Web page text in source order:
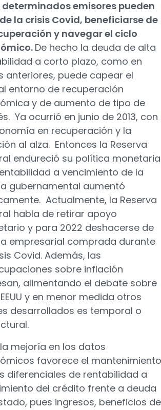
determinados emisores pueden
la crisis Covid, beneficiarse de
y navegar el ciclo
De hecho la deuda de alta
a corto plazo, como en
anteriores, puede capear el
entorno de recuperación
y de aumento de tipo de
Ya ocurrió en junio de 2013, con
en recuperación y la
al alza. Entonces la Reserva
endureció su política monetaria
a vencimiento de la
gubernamental aumentó
Actualmente, la Reserva
habla de retirar apoyo
y para 2022 deshacerse de
empresarial comprada durante
Covid. Además, las
sobre inflación
alimentando el debate sobre
y en menor medida otros
desarrollados es temporal o
mejoría en los datos
favorece el mantenimiento
diferenciales de rentabilidad a
del crédito frente a deuda
pues ingresos, beneficios de